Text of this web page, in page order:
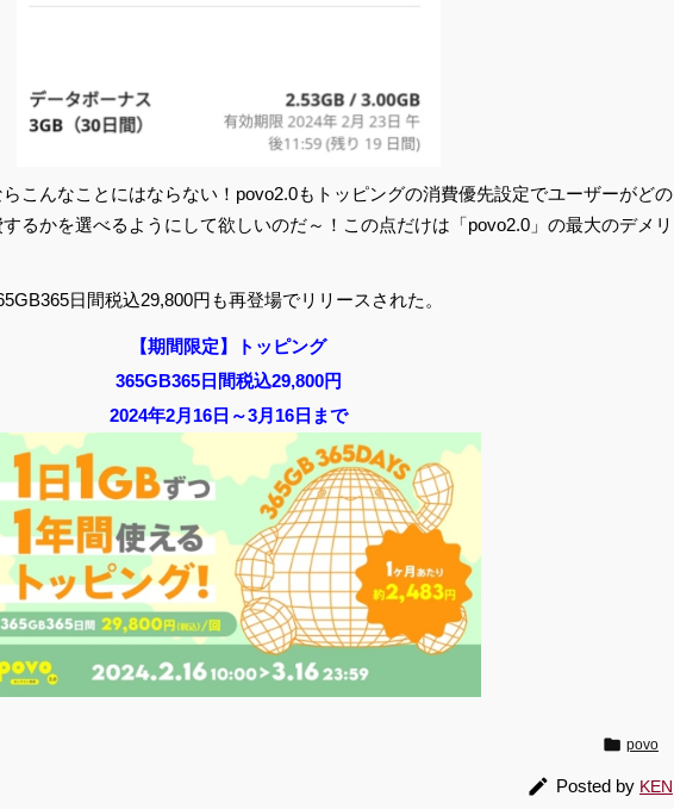
こんなことにはならない！povo2.0もトッピングの消費優先設定でユーザーがどの
るかを選べるようにして欲しいのだ～！この点だけは「povo2.0」の最大のデメリ
日間税込29,800円も再登場でリリースされた。
【期間限定】トッピング
365GB365日間税込29,800円
2024年2月16日～3月16日まで
 povo
 Posted by KEN